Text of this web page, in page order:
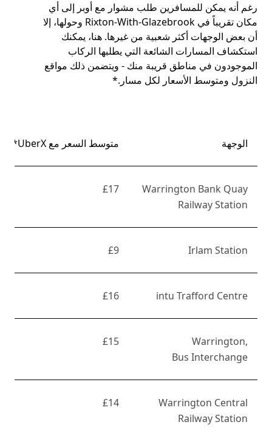
رغم أنه يمكن للمسافرين طلب مشوار مع أوبر إلى أي
مكان تقريباً في Rixton-With-Glazebrook وحولها، إلا
أن بعض الوجهات أكثر شعبية من غيرها. هنا، يمكنك
استكشاف المسارات الشائعة التي يطلبها الركاب
الموجودون في مناطق قريبة منك - ويتضمن ذلك مواقع
النزول ومتوسط الأسعار لكل مسار.*
الوجهة متوسط السعر مع UberX*
Warrington Bank Quay
Railway Station
£17
Irlam Station
£9
intu Trafford Centre
£16
Warrington,
Bus Interchange
£15
Warrington Central
Railway Station
£14